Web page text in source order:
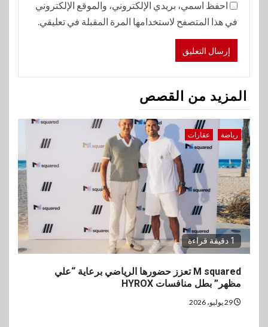
احفظ اسمي، بريدي الإلكتروني، والموقع الإلكتروني
في هذا المتصفح لاستخدامها المرة المقبلة في تعليقي.
المزيد من القصص
رياضة عقارات
1 دقيقة قراءة
M squared تعزز حضورها الرياضي برعاية “علي
مظهر” بطل منافسات HYROX